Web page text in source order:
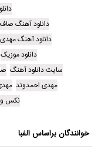
دانلود آهنگ
دانلود آهنگ
دانلود موزیک
سایت دانلود آهنگ
مهدی احمدوند
نکس
خوانندگان براساس الفبا